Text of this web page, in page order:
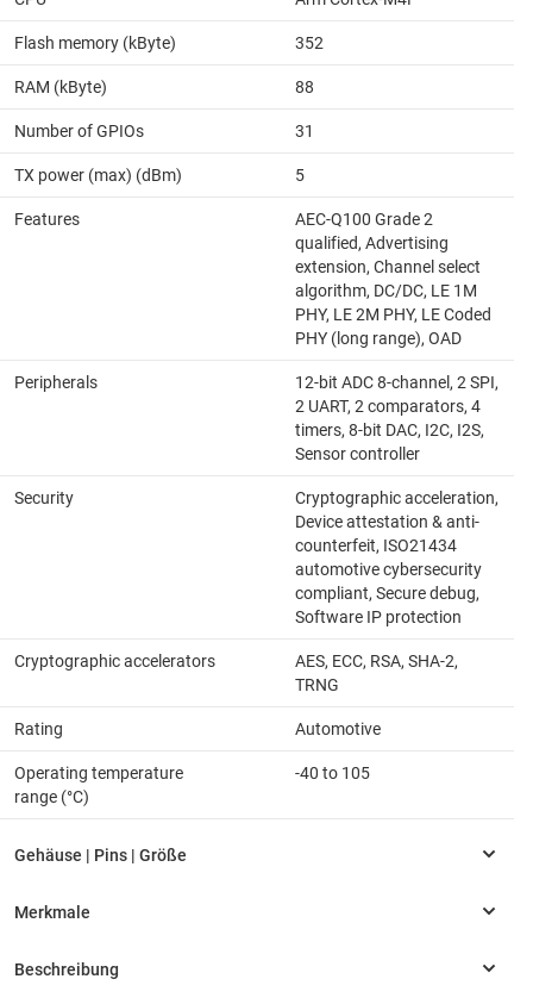
Flash memory (kByte) 352
RAM (kByte) 88
Number of GPIOs 31
TX power (max) (dBm) 5
Features
AEC-Q100 Grade 2
qualified, Advertising
extension, Channel select
algorithm, DC/DC, LE 1M
PHY, LE 2M PHY, LE Coded
PHY (long range), OAD
Peripherals
12-bit ADC 8-channel, 2 SPI,
2 UART, 2 comparators, 4
timers, 8-bit DAC, I2C, I2S,
Sensor controller
Security
Cryptographic acceleration,
Device attestation & anti-
counterfeit, ISO21434
automotive cybersecurity
compliant, Secure debug,
Software IP protection
Cryptographic accelerators
AES, ECC, RSA, SHA-2,
TRNG
Rating Automotive
Operating temperature
range (°C)
-40 to 105